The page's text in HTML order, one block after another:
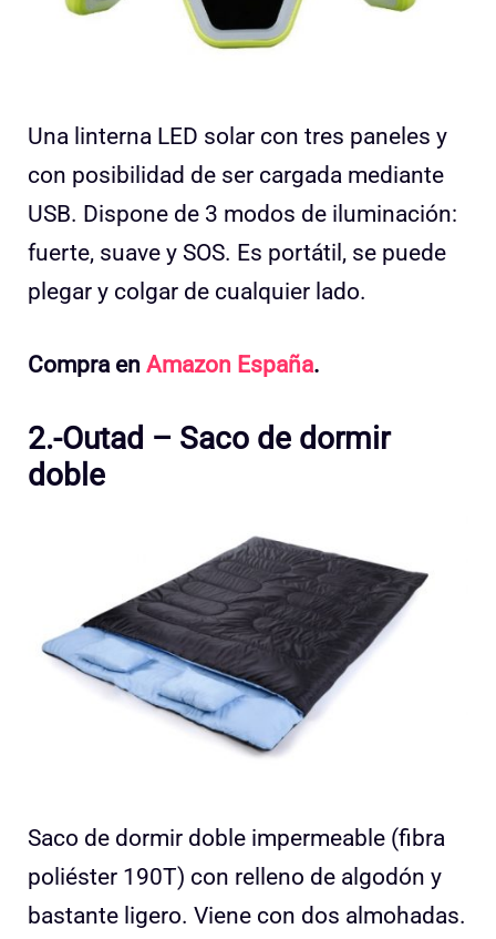
Una linterna LED solar con tres paneles y
con posibilidad de ser cargada mediante
USB. Dispone de 3 modos de iluminación:
fuerte, suave y SOS. Es portátil, se puede
plegar y colgar de cualquier lado.
Compra en Amazon España.
2.-Outad – Saco de dormir
doble
Saco de dormir doble impermeable (fibra
poliéster 190T) con relleno de algodón y
bastante ligero. Viene con dos almohadas.